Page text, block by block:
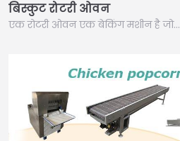
बिस्कुट रोटरी ओवन
एक रोटरी ओवन एक बेकिंग मशीन है जो…